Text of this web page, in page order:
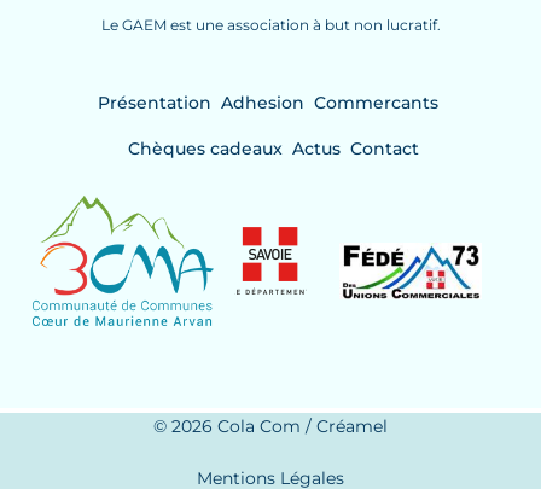
Le GAEM est une association à but non lucratif.
Présentation Adhesion Commercants
Chèques cadeaux Actus Contact
© 2026 Cola Com / Créamel
Mentions Légales